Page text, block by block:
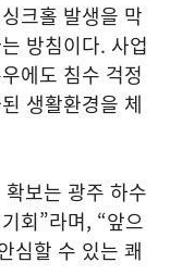
크홀 발생을 막
방침이다. 사업
에도 침수 걱정
생활환경을 체
보는 광주 하수
회”라며, “앞으
심할 수 있는 쾌